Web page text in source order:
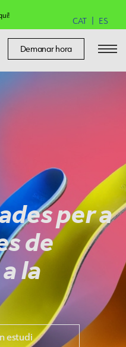
CAT ES
Demanar hora
per a
de
la
estudi